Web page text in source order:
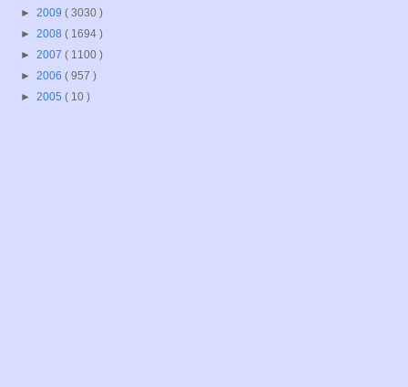
► 2009 ( 3030 )
► 2008 ( 1694 )
► 2007 ( 1100 )
► 2006 ( 957 )
► 2005 ( 10 )